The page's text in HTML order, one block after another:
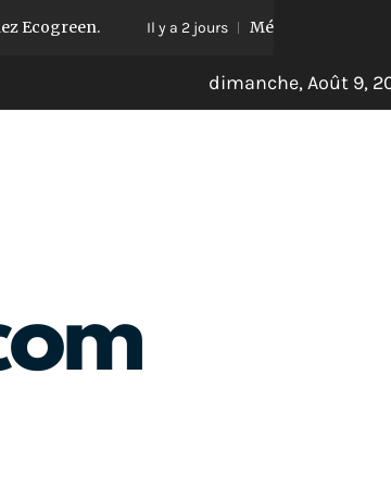
a 2 jours Mérite et Reconnaissance : Dr. Pierre
dimanche, Août 9,